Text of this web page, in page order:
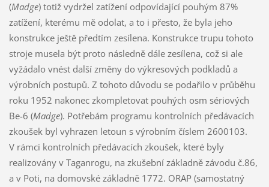
(Madge) totiž vydržel zatížení odpovídající pouhým 87%
zatížení, kterému mě odolat, a to i přesto, že byla jeho
konstrukce ještě předtím zesílena. Konstrukce trupu tohoto
stroje musela být proto následně dále zesílena, což si ale
vyžádalo vnést další změny do výkresových podkladů a
výrobních postupů. Z tohoto důvodu se podařilo v průběhu
roku 1952 nakonec zkompletovat pouhých osm sériových
Be-6 (Madge). Potřebám programu kontrolních předávacích
zkoušek byl vyhrazen letoun s výrobním číslem 2600103.
V rámci kontrolních předávacích zkoušek, které byly
realizovány v Taganrogu, na zkušební základně závodu č.86,
a v Poti, na domovské základně 1772. ORAP (samostatný